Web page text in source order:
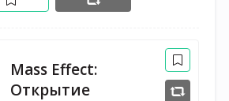
Mass Effect:
Открытие